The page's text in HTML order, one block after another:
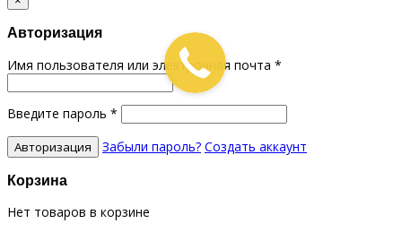
Авторизация
Имя пользователя или электронная почта *
Введите пароль *
Забыли пароль? Создать аккаунт
Корзина
Нет товаров в корзине